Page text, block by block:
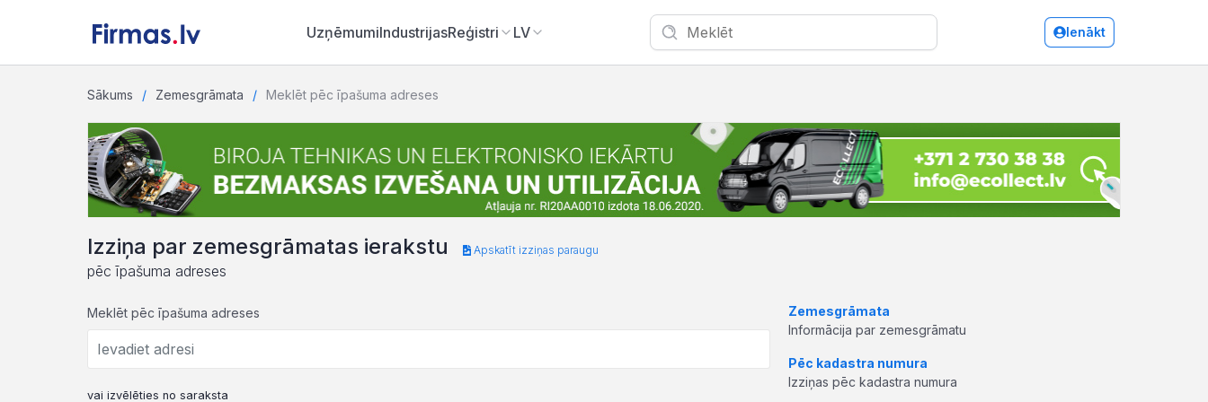
UzņēmumiIndustrijasReģistri LV Ienākt
Sākums Zemesgrāmata Meklēt pēc īpašuma adreses
Izziņa par zemesgrāmatas ierakstu
pēc īpašuma adreses
Apskatīt izziņas paraugu
Meklēt pēc īpašuma adreses
vai izvēlēties no saraksta
Zemesgrāmata
Informācija par zemesgrāmatu
Pēc kadastra numura
Izziņas pēc kadastra numura